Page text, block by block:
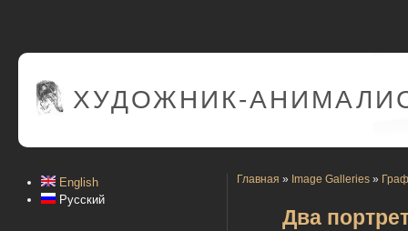
ХУДОЖНИК-
English
Русский
Главная » Image Galleries »
Два